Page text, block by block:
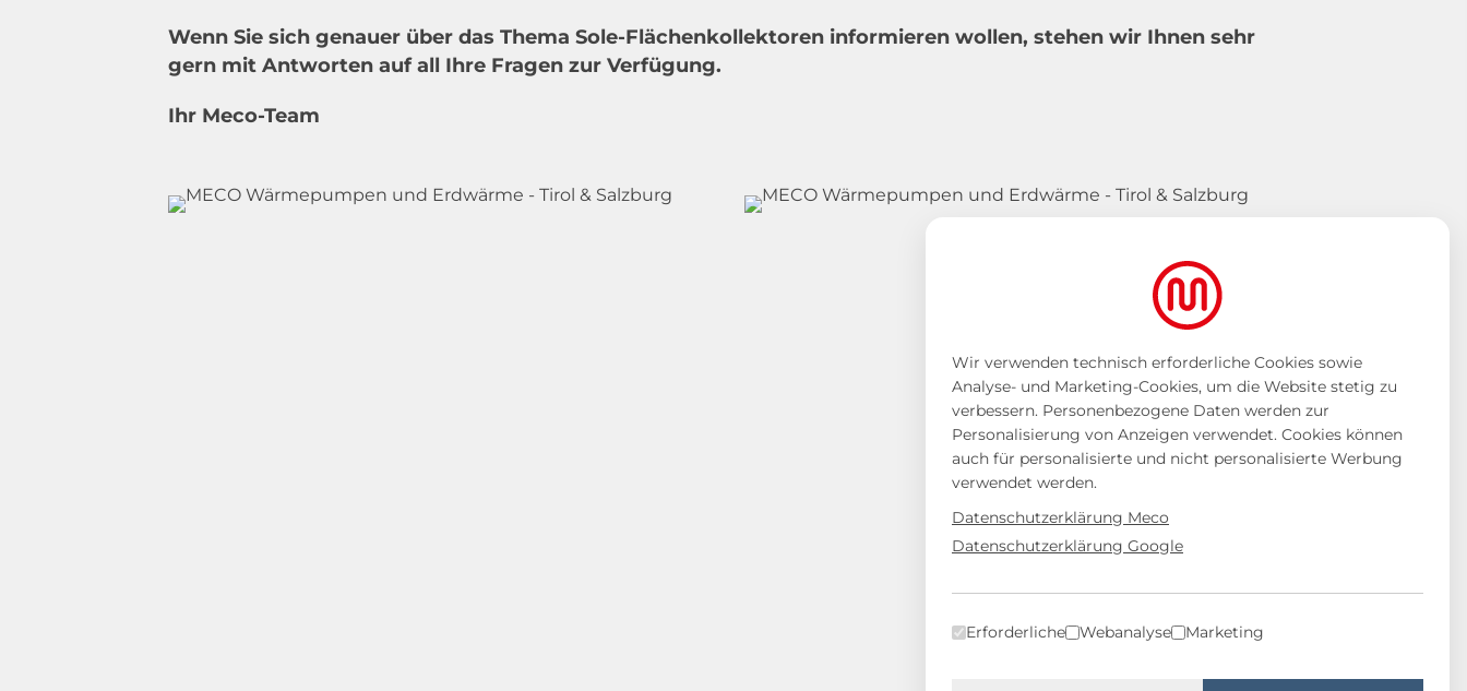
Wenn Sie sich genauer über das Thema Sole-Flächenkollektoren informieren wollen, stehen wir Ihnen sehr
gern mit Antworten auf all Ihre Fragen zur Verfügung.
Ihr Meco-Team
Wir verwenden technisch erforderliche Cookies sowie
Analyse- und Marketing-Cookies, um die Website stetig zu
verbessern. Personenbezogene Daten werden zur
Personalisierung von Anzeigen verwendet. Cookies können
auch für personalisierte und nicht personalisierte Werbung
verwendet werden.
Datenschutzerklärung Meco
Datenschutzerklärung Google
Erforderliche Webanalyse Marketing